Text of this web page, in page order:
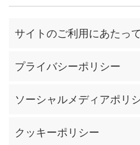
サイトのご利用にあたって
プライバシーポリシー
ソーシャルメディアポリ
クッキーポリシー